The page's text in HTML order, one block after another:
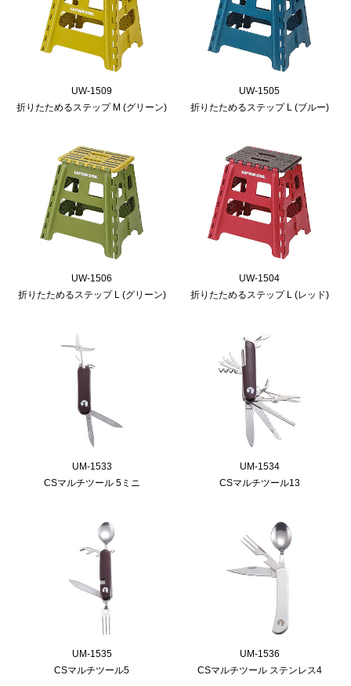
UW-1509
折りたためるステップ M (グリーン)
UW-1505
折りたためるステップ L (ブルー)
UW-1506
折りたためるステップ L (グリーン)
UW-1504
折りたためるステップ L (レッド)
UM-1533
CSマルチツール 5ミニ
UM-1534
CSマルチツール13
UM-1535
CSマルチツール5
UM-1536
CSマルチツール ステンレス4